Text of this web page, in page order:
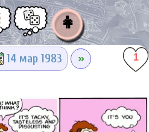
👧
14 мар 1983 » 1